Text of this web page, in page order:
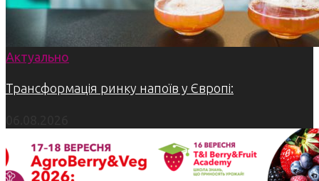
Актуально
Трансформація ринку напоїв у Європі: